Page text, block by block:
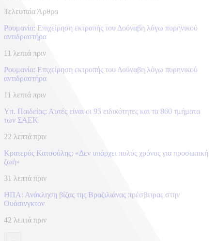
Τελευταία Άρθρα
Ρουμανία: Επιχείρηση εκτροπής του Δούναβη λόγω πυρηνικού
αντιδραστήρα
11 λεπτά πριν
Ρουμανία: Επιχείρηση εκτροπής του Δούναβη λόγω πυρηνικού
αντιδραστήρα
11 λεπτά πριν
Υπ. Παιδείας: Αυτές είναι οι 95 ειδικότητες και τα 860 τμήματα
των ΣΑΕΚ
22 λεπτά πριν
Κρατερός Κατσούλης: «Δεν υπάρχει πολύς χρόνος για προσωπική
ζωή»
31 λεπτά πριν
ΗΠΑ: Ανάκληση βίζας της Βραζιλιάνας πρέσβειρας στην
Ουάσινγκτον
42 λεπτά πριν